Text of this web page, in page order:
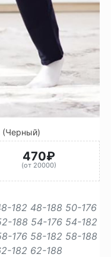
470₽
(от 20000)
182 48-188 50-176
188 54-176 54-182
176 58-182 58-188
182 62-188